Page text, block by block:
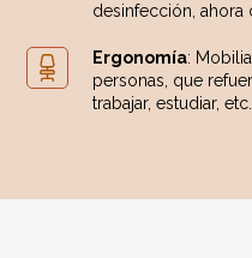
desinfección, ahora
Ergonomía:
personas, que
trabajar, estudiar, etc.